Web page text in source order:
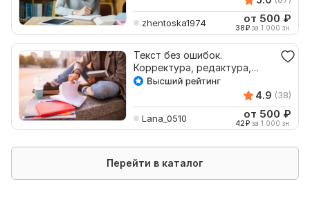
zhentoska1974 от 500 ₽
38₽ за 1 000 зн.
Текст без ошибок.
Корректура, редактура,
исправление ошибок
4.9 (38)
Lana_0510 от 500 ₽
42₽ за 1 000 зн.
Перейти в каталог